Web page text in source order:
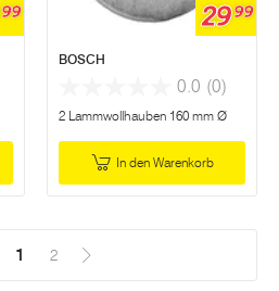
99 2999
BOSCH
0.0 (0)
2 Lammwollhauben 160 mm Ø
In den Warenkorb
1 (Aktuell)
2